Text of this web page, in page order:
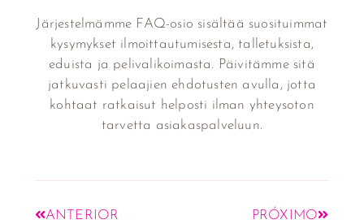
Järjestelmämme FAQ-osio sisältää suosituimmat
kysymykset ilmoittautumisesta, talletuksista,
eduista ja pelivalikoimasta. Päivitämme sitä
jatkuvasti pelaajien ehdotusten avulla, jotta
kohtaat ratkaisut helposti ilman yhteysoton
tarvetta asiakaspalveluun.
ANTERIOR PRÓXIMO